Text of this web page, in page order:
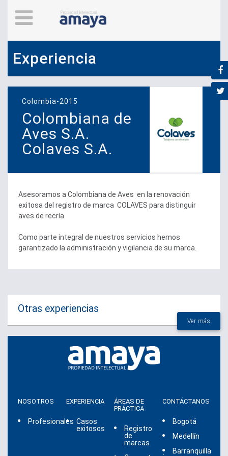
Experiencia
Colombia-2015
Colombiana de
Aves S.A.
Colaves S.A.
Asesoramos a Colombiana de Aves en la renovación
exitosa del registro de marca COLAVES para distinguir
aves de recría.
Como parte integral de nuestros servicios hemos
garantizado la administración y vigilancia de su marca.
Otras experiencias
Ver más
NOSOTROS
Profesionales
EXPERIENCIA
Casos
exitosos
ÁREAS DE
PRÁCTICA
Registro
de
marcas
CONTÁCTANOS
Bogotá
Medellín
Barranquilla